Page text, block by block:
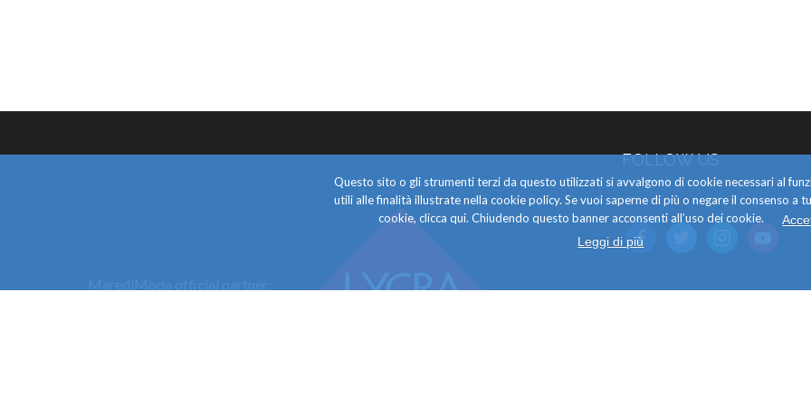
FOLLOW US
facebook
Questo sito o gli strumenti terzi da questo utilizzati si avvalgono di cookie necessari al
utili alle finalità illustrate nella cookie policy. Se vuoi saperne di più o negare il consenso a
cookie, clicca qui. Chiudendo questo banner acconsenti all’uso dei cookie.
Leggi di più